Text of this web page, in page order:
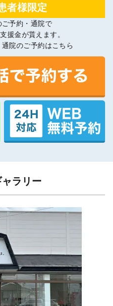
者様限定
予約・通院で
援金が貰えます。
院のご予約はこちら
ラリー